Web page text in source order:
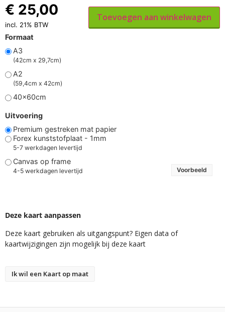
Formaat
A3
(42cm x 29,7cm)
A2
(59,4cm x 42cm)
40x60cm
Uitvoering
Premium gestreken mat papier
Forex kunststofplaat - 1mm
5-7 werkdagen levertijd
Canvas op frame
4-5 werkdagen levertijd Voorbeeld
€ 25,00
incl. 21% BTW
Toevoegen aan winkelwagen
Deze kaart aanpassen
Deze kaart gebruiken als uitgangspunt? Eigen data of
kaartwijzigingen zijn mogelijk bij deze kaart
Ik wil een Kaart op maat